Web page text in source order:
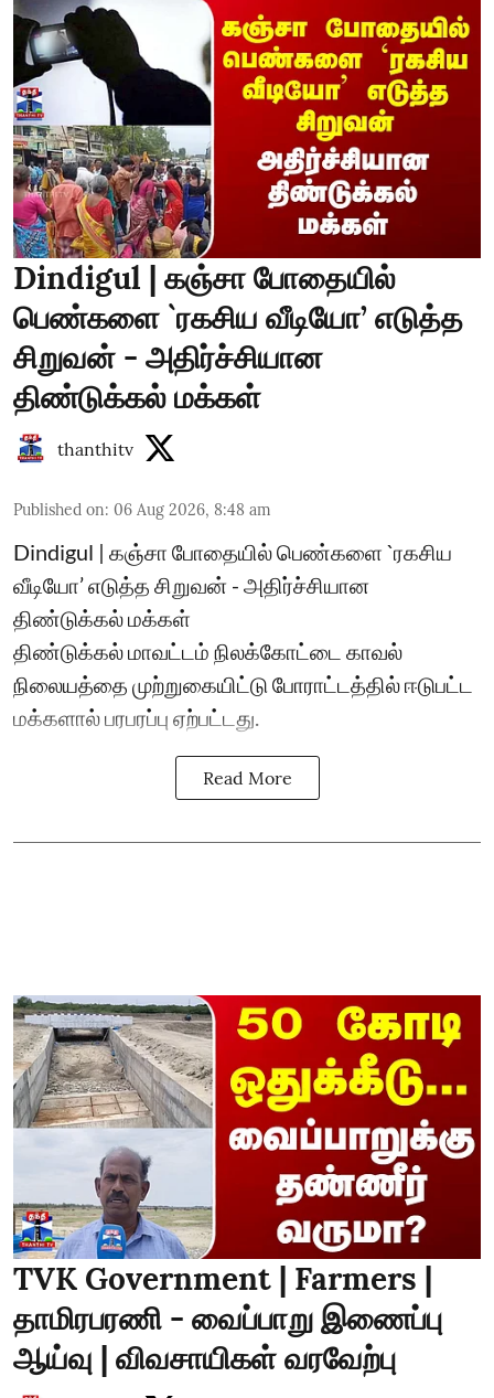
Dindigul | கஞ்சா போதையில்
பெண்களை `ரகசிய வீடியோ’ எடுத்த
சிறுவன் - அதிர்ச்சியான
திண்டுக்கல் மக்கள்
thanthitv
Published on: 06 Aug 2026, 8:48 am
Dindigul | கஞ்சா போதையில் பெண்களை `ரகசிய
வீடியோ’ எடுத்த சிறுவன் - அதிர்ச்சியான
திண்டுக்கல் மக்கள்
திண்டுக்கல் மாவட்டம் நிலக்கோட்டை காவல்
நிலையத்தை முற்றுகையிட்டு போராட்டத்தில் ஈடுபட்ட
மக்களால் பரபரப்பு ஏற்பட்டது.
Read More
TVK Government | Farmers |
தாமிரபரணி - வைப்பாறு இணைப்பு
ஆய்வு | விவசாயிகள் வரவேற்பு